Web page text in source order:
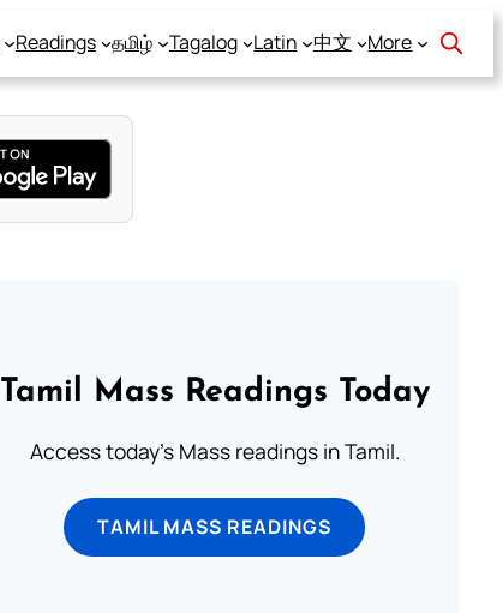
Readings தமிழ் Tagalog Latin 中文 More
Tamil Mass Readings Today
Access today's Mass readings in Tamil.
TAMIL MASS READINGS